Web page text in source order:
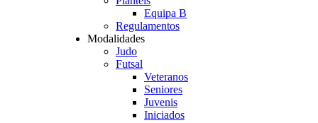
Equipa B
Regulamentos
Modalidades
Judo
Futsal
Veteranos
Seniores
Juvenis
Iniciados